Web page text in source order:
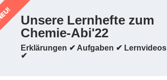
Unsere Lernhefte zum
Chemie-Abi'22
Erklärungen ✔ Aufgaben ✔ Lernvideos
✔